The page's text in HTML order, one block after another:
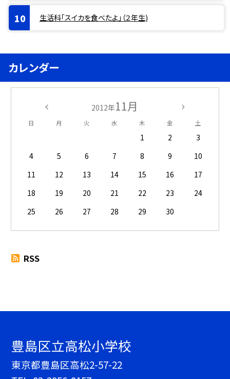
生活科「スイカを食べたよ」（２年生)
カレンダー
2012年11月
日 月 火 水 木 金 土
1 2
3
4
5 6 7 8 9
10
11
12 13 14 15 16
17
18
19 20 21 22 23
24
25
26 27 28 29 30
RSS
豊島区立高松小学校
東京都豊島区高松2-57-22